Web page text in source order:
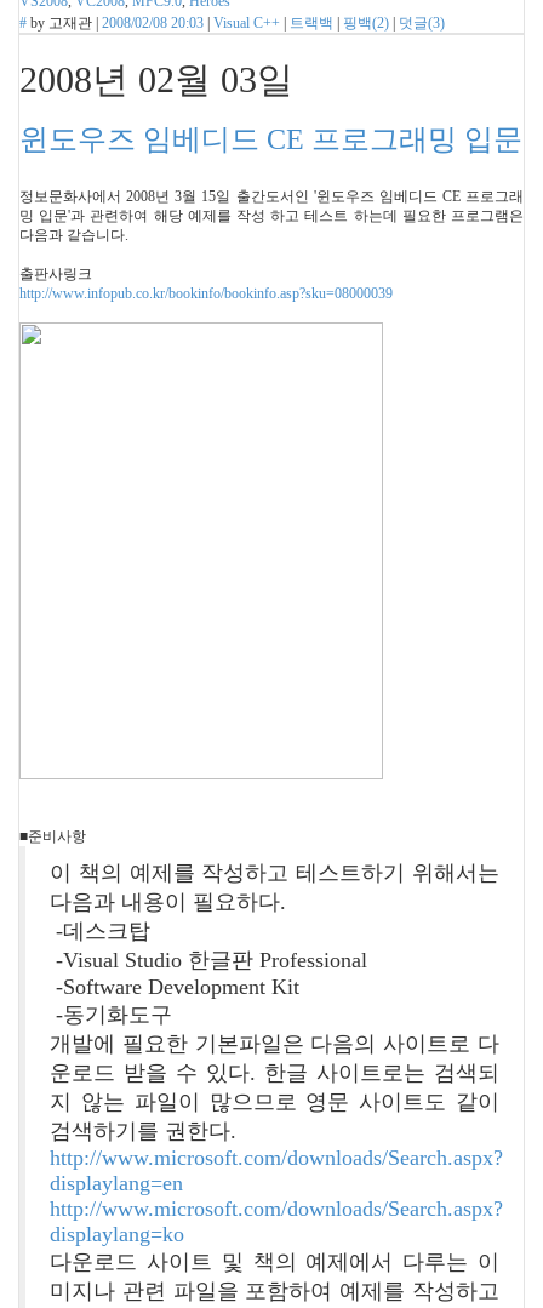
# by 고재관 2008/02/08 20:03 Visual C++ 트랙백 핑백(2) 덧글(3)
2008년 02월 03일
윈도우즈 임베디드 CE 프로그래밍 입문
정보문화사에서 2008년 3월 15일 출간도서인 '윈도우즈 임베디드 CE 프로그래
밍 입문'과 관련하여 해당 예제를 작성 하고 테스트 하는데 필요한 프로그램은
다음과 같습니다.
출판사링크
http://www.infopub.co.kr/bookinfo/bookinfo.asp?sku=08000039
■준비사항
이 책의 예제를 작성하고 테스트하기 위해서는
다음과 내용이 필요하다.
-데스크탑
-Visual Studio 한글판 Professional
-Software Development Kit
-동기화도구
개발에 필요한 기본파일은 다음의 사이트로 다
운로드 받을 수 있다. 한글 사이트로는 검색되
지 않는 파일이 많으므로 영문 사이트도 같이
검색하기를 권한다.
http://www.microsoft.com/downloads/Search.aspx?
displaylang=en
http://www.microsoft.com/downloads/Search.aspx?
displaylang=ko
다운로드 사이트 및 책의 예제에서 다루는 이
미지나 관련 파일을 포함하여 예제를 작성하고